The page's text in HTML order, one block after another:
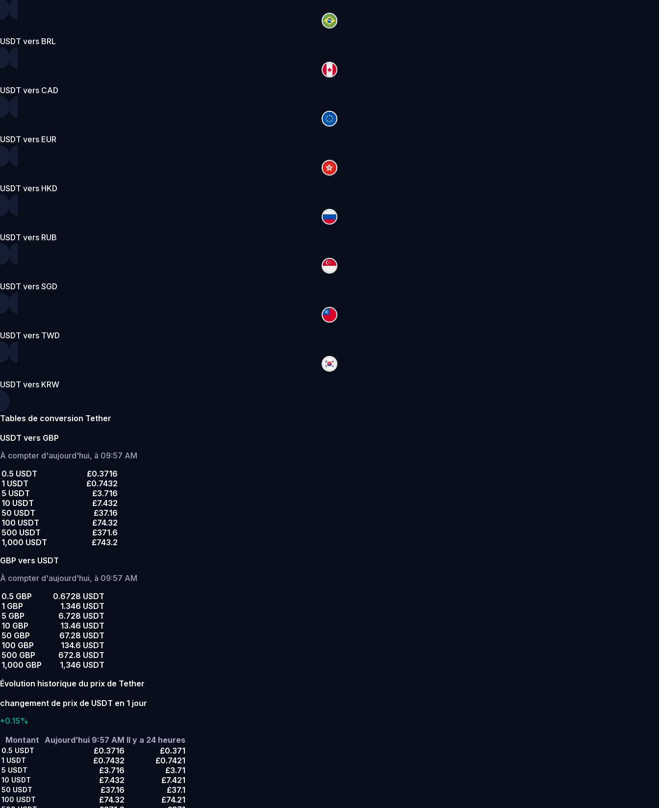
USDT vers BRL
USDT vers CAD
USDT vers EUR
USDT vers HKD
USDT vers RUB
USDT vers SGD
USDT vers TWD
USDT vers KRW
Tables de conversion Tether
USDT vers GBP
À compter d'aujourd'hui, à 09:57 AM
0.5 USDT
£0.3716
1 USDT
£0.7432
5 USDT
£3.716
10 USDT
£7.432
50 USDT
£37.16
100 USDT
£74.32
500 USDT
£371.6
1,000 USDT
£743.2
GBP vers USDT
À compter d'aujourd'hui, à 09:57 AM
0.5 GBP
0.6728 USDT
1 GBP
1.346 USDT
5 GBP
6.728 USDT
10 GBP
13.46 USDT
50 GBP
67.28 USDT
100 GBP
134.6 USDT
500 GBP
672.8 USDT
1,000 GBP
1,346 USDT
Évolution historique du prix de Tether
changement de prix de USDT en 1 jour
+0.15%
Montant Aujourd’hui 9:57 AM Il y a 24 heures
0.5 USDT £0.3716 £0.371
1 USDT £0.7432 £0.7421
5 USDT £3.716 £3.71
10 USDT £7.432 £7.421
50 USDT £37.16 £37.1
100 USDT £74.32 £74.21